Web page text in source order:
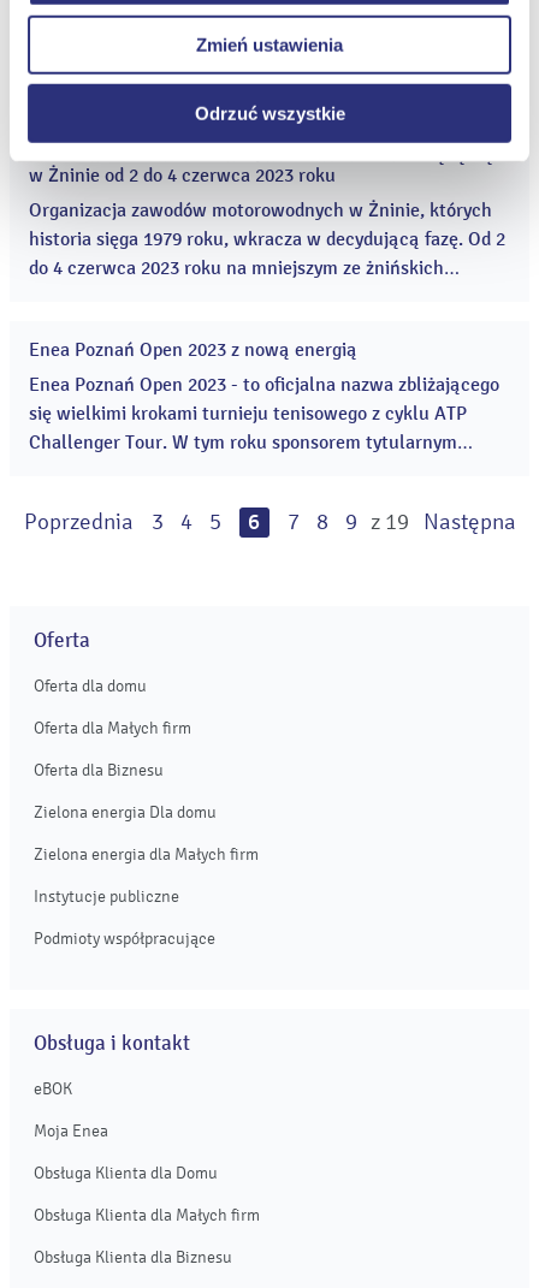
prawidłowego wyświetlania i działania naszych stron
Zmień ustawienia
Odrzuć wszystkie
Lidze Centralnej. ...
maj
Jubileuszowa, piąta edycja Edison Festival już w pierwszy
weekend lipca odbędzie się nad Jeziorem Kierskim w
podpoznańskim Baranowie. Enea, koncern energetyczny z
Wielkopolski, po raz kolejny została sponsorem festiwalu.
19
2023
Motorowodne Mistrzostwa Świata HYDRO GP odbędą się
w Żninie od 2 do 4 czerwca 2023 roku
Organizacja zawodów motorowodnych w Żninie, których
historia sięga 1979 roku, wkracza w decydującą fazę. Od 2
do 4 czerwca 2023 roku na mniejszym ze żnińskich
maj
2023
Enea Poznań Open 2023 z nową energią
Enea Poznań Open 2023 - to oficjalna nazwa zbliżającego
się wielkimi krokami turnieju tenisowego z cyklu ATP
Challenger Tour. W tym roku sponsorem tytularnym
Poprzednia 3 4 5 6 7 8 9 z 19 Następna
Oferta
Oferta dla domu
Oferta dla Małych firm
Oferta dla Biznesu
Zielona energia Dla domu
Zielona energia dla Małych firm
Instytucje publiczne
Podmioty współpracujące
Obsługa i kontakt
eBOK
Moja Enea
Obsługa Klienta dla Domu
Obsługa Klienta dla Małych firm
Obsługa Klienta dla Biznesu